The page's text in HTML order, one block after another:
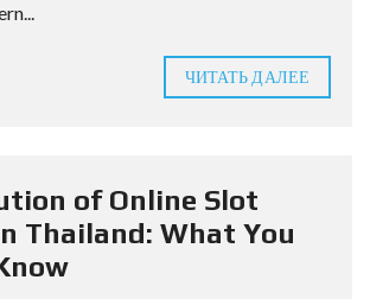
ЧИТАТЬ ДАЛЕЕ
of Online Slot
Thailand: What You